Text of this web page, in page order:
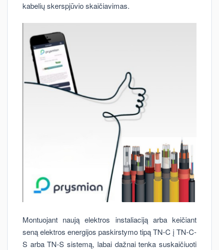
kabelių skerspjūvio skaičiavimas.
Montuojant naują elektros instaliaciją arba keičiant
seną elektros energijos paskirstymo tipą TN-C į TN-C-
S arba TN-S sistemą, labai dažnai tenka suskaičiuoti